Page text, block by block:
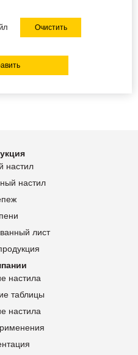
Очистить
настил
настил
лист
настила
таблицы
настила